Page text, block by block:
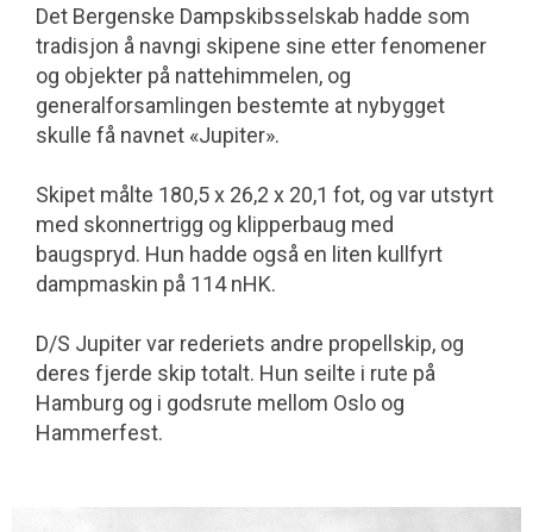
Det Bergenske Dampskibsselskab hadde som
tradisjon å navngi skipene sine etter fenomener
og objekter på nattehim­melen, og
generalforsamlingen bestemte at nybygget
skulle få navnet «Jupiter».
Skipet målte 180,5 x 26,2 x 20,1 fot, og var utstyrt
med skonnertrigg og klipperbaug med
baugspryd. Hun hadde også en liten kullfyrt
dampmaskin på 114 nHK.
D/S Jupiter var rederiets andre propell­skip, og
deres fjerde skip totalt. Hun seilte i rute på
Hamburg og i godsrute mellom Oslo og
Hammerfest.